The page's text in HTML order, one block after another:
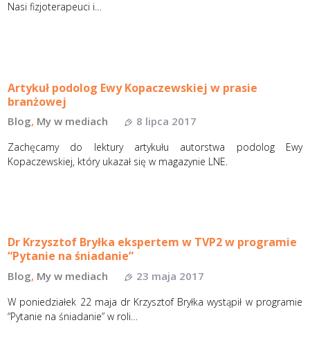
Nasi fizjoterapeuci i…
Artykuł podolog Ewy Kopaczewskiej w prasie
branżowej
Blog, My w mediach 8 lipca 2017
Zachęcamy do lektury artykułu autorstwa podolog Ewy
Kopaczewskiej, który ukazał się w magazynie LNE.
Dr Krzysztof Bryłka ekspertem w TVP2 w programie
“Pytanie na śniadanie”
Blog, My w mediach 23 maja 2017
W poniedziałek 22 maja dr Krzysztof Bryłka wystąpił w programie
“Pytanie na śniadanie” w roli…